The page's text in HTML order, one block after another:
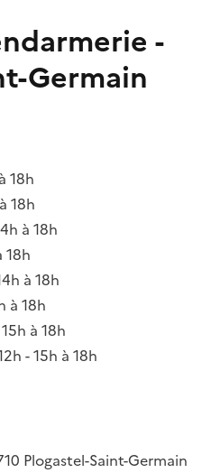
-
Germain
18h
18h
à 18h
18h
à 18h
à 18h
à 18h
- 15h à 18h
Plogastel-Saint-Germain